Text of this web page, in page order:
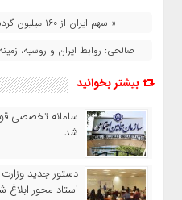
« سهم ایران از ۱۶۰ میلیون گردشگر چینی فقط ۱۰۰ هزار نفر است
صالحی: روابط ایران و روسیه‌،
بیشتر بخوانید
سامانه تخصصی
شد
دستور جدید
استاد محور ابلاغ